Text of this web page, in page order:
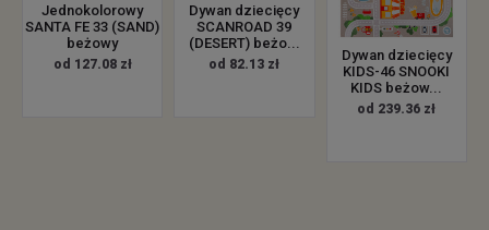
Jednokolorowy
SANTA FE 33 (SAND)
beżowy
od 127.08 zł
Dywan dziecięcy
SCANROAD 39
(DESERT) beżo...
od 82.13 zł
Dywan dziecięcy
KIDS-46 SNOOKI
KIDS beżow...
od 239.36 zł